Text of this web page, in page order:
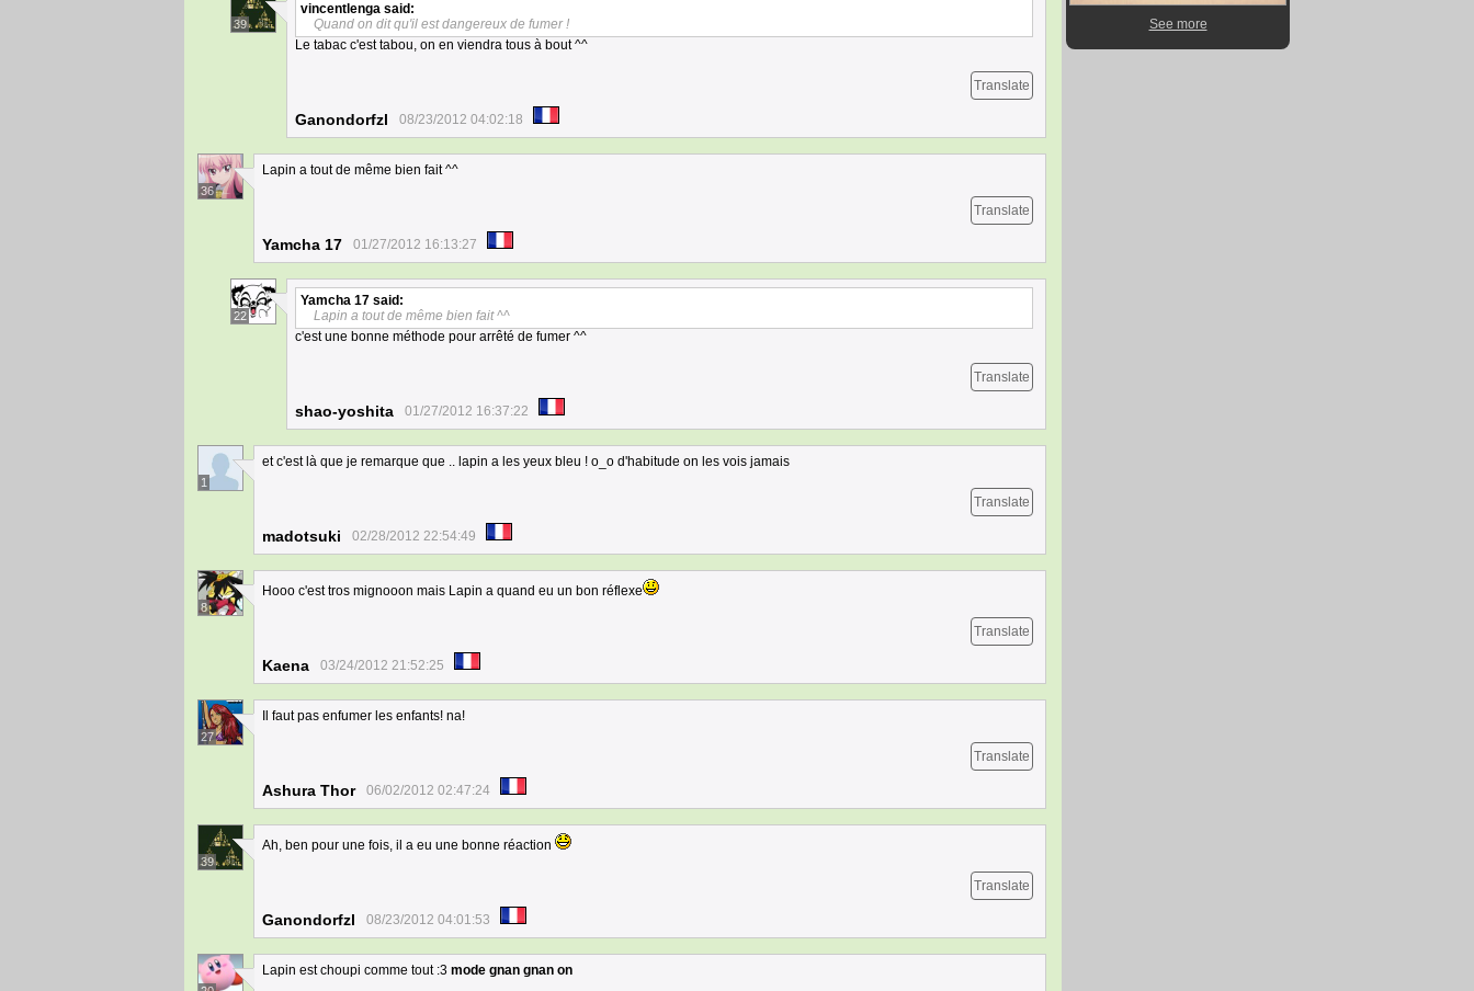
39
vincentlenga said:
Quand on dit qu'il est dangereux de fumer !
Le tabac c'est tabou, on en viendra tous à bout ^^
Translate
Ganondorfzl 08/23/2012 04:02:18
36
Lapin a tout de même bien fait ^^
Translate
Yamcha 17 01/27/2012 16:13:27
22
Yamcha 17 said:
Lapin a tout de même bien fait ^^
c'est une bonne méthode pour arrêté de fumer ^^
Translate
shao-yoshita 01/27/2012 16:37:22
1
et c'est là que je remarque que .. lapin a les yeux bleu ! o_o d'habitude on les vois jamais
Translate
madotsuki 02/28/2012 22:54:49
8
Hooo c'est tros mignooon mais Lapin a quand eu un bon réflexe
Translate
Kaena 03/24/2012 21:52:25
27
Il faut pas enfumer les enfants! na!
Translate
Ashura Thor 06/02/2012 02:47:24
39
Ah, ben pour une fois, il a eu une bonne réaction
Translate
Ganondorfzl 08/23/2012 04:01:53
Lapin est choupi comme tout :3 mode gnan gnan on
See more